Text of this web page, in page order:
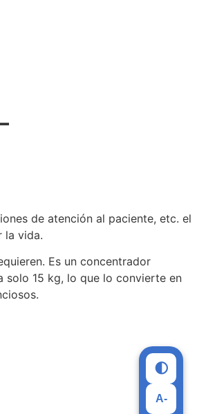
de atención al paciente, etc. el
la vida.
Es un concentrador
solo 15 kg, lo que lo convierte en
🌓
A-